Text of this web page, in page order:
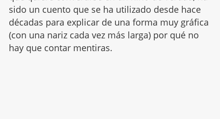
sido un cuento que se ha utilizado desde hace
décadas para explicar de una forma muy gráfica
(con una nariz cada vez más larga) por qué no
hay que contar mentiras.